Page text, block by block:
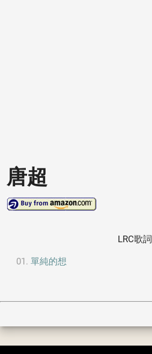
唐超
LRC歌詞
單純的想